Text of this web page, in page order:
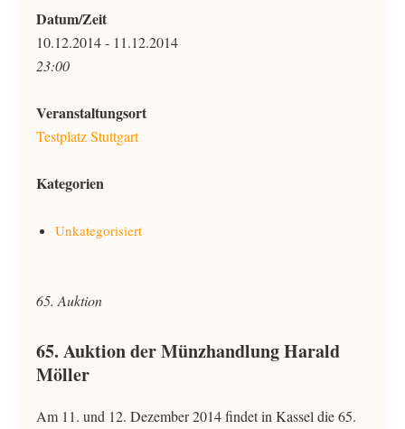
Datum/Zeit
10.12.2014 - 11.12.2014
23:00
Veranstaltungsort
Testplatz Stuttgart
Kategorien
Unkategorisiert
65. Auktion
65. Auktion der Münzhandlung Harald
Möller
Am 11. und 12. Dezember 2014 findet in Kassel die 65.